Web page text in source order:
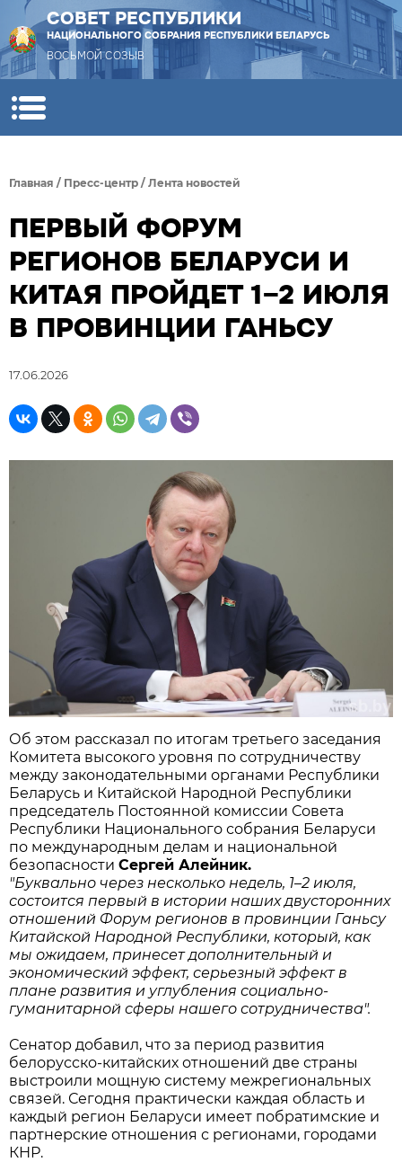
СОВЕТ РЕСПУБЛИКИ
НАЦИОНАЛЬНОГО СОБРАНИЯ РЕСПУБЛИКИ БЕЛАРУСЬ
ВОСЬМОЙ СОЗЫВ
Главная / Пресс-центр / Лента новостей
ПЕРВЫЙ ФОРУМ
РЕГИОНОВ БЕЛАРУСИ И
КИТАЯ ПРОЙДЕТ 1–2 ИЮЛЯ
В ПРОВИНЦИИ ГАНЬСУ
17.06.2026
Об этом рассказал по итогам третьего заседания
Комитета высокого уровня по сотрудничеству
между законодательными органами Республики
Беларусь и Китайской Народной Республики
председатель Постоянной комиссии Совета
Республики Национального собрания Беларуси
по международным делам и национальной
безопасности Сергей Алейник.
"Буквально через несколько недель, 1–2 июля,
состоится первый в истории наших двусторонних
отношений Форум регионов в провинции Ганьсу
Китайской Народной Республики, который, как
мы ожидаем, принесет дополнительный и
экономический эффект, серьезный эффект в
плане развития и углубления социально-
гуманитарной сферы нашего сотрудничества".
Сенатор добавил, что за период развития
белорусско-китайских отношений две страны
выстроили мощную систему межрегиональных
связей. Сегодня практически каждая область и
каждый регион Беларуси имеет побратимские и
партнерские отношения с регионами, городами
КНР.